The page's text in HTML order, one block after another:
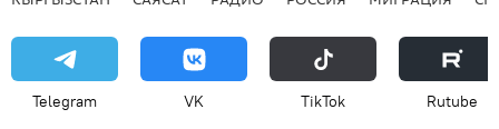
Telegram VK ТikТоk Rutube